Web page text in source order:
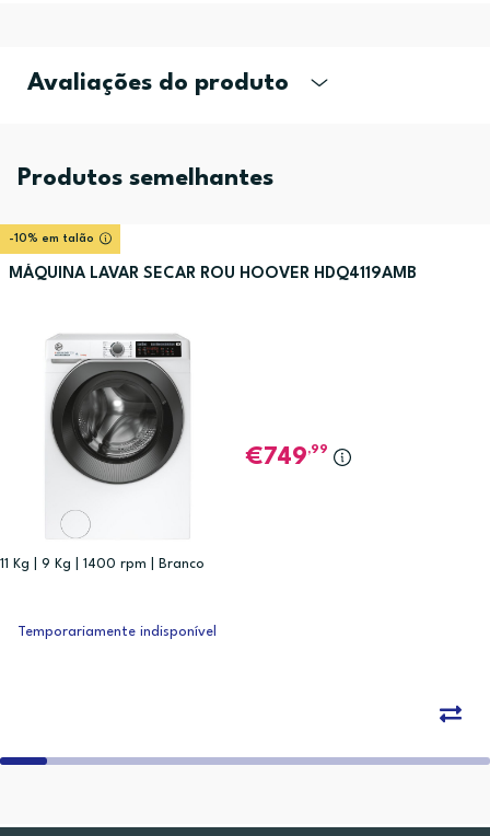
Avaliações do produto
Produtos semelhantes
-10% em talão
MÁQUINA LAVAR SECAR ROU HOOVER HDQ4119AMB
11 Kg | 9 Kg | 1400 rpm | Branco
749,99
Temporariamente indisponível